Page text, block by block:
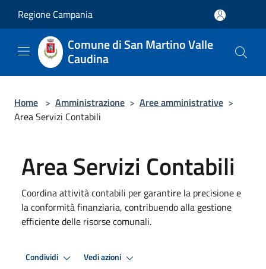
Regione Campania
Comune di San Martino Valle
Caudina
Home > Amministrazione > Aree amministrative >
Area Servizi Contabili
Area Servizi Contabili
Coordina attività contabili per garantire la precisione e
la conformità finanziaria, contribuendo alla gestione
efficiente delle risorse comunali.
Condividi Vedi azioni